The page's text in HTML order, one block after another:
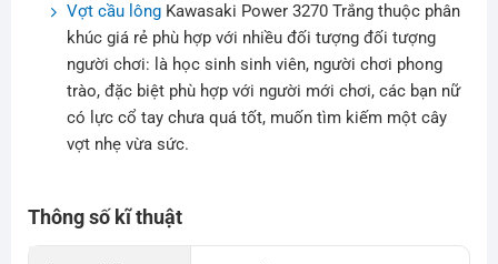
Vợt cầu lôngKawasaki Power 3270 Trắng thuộc phân
khúc giá rẻ phù hợp với nhiều đối tượng đối tượng
người chơi: là học sinh sinh viên, người chơi phong
trào, đặc biệt phù hợp với người mới chơi, các bạn nữ
có lực cổ tay chưa quá tốt, muốn tìm kiếm một cây
vợt nhẹ vừa sức.
Thông số kĩ thuật